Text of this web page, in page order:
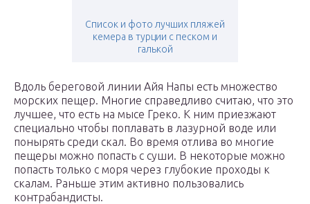
Список и фото лучших пляжей
кемера в турции с песком и
галькой
Вдоль береговой линии Айя Напы есть множество
морских пещер. Многие справедливо считаю, что это
лучшее, что есть на мысе Греко. К ним приезжают
специально чтобы поплавать в лазурной воде или
понырять среди скал. Во время отлива во многие
пещеры можно попасть с суши. В некоторые можно
попасть только с моря через глубокие проходы к
скалам. Раньше этим активно пользовались
контрабандисты.